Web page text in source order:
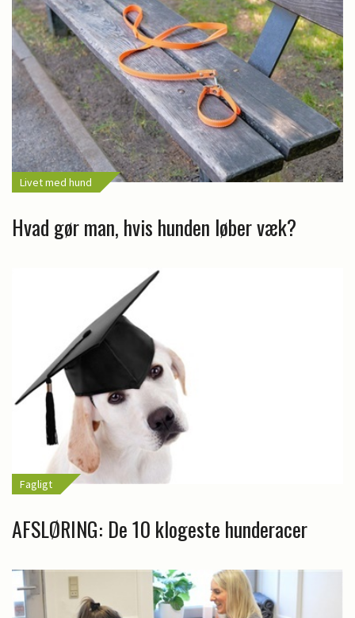
Livet med hund
Hvad gør man, hvis hunden løber væk?
Fagligt
AFSLØRING: De 10 klogeste hunderacer